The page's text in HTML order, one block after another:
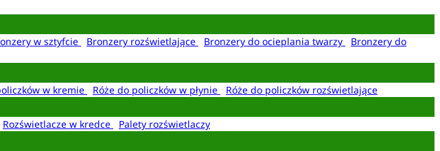
w sztyfcie Bronzery rozświetlające Bronzery do ocieplania twarzy
Bronzery do
w kremie Róże do policzków w płynie
Róże do policzków rozświetlające
Rozświetlacze w kredce
Palety rozświetlaczy